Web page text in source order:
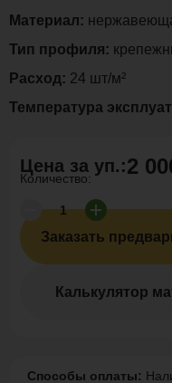
Цена за уп.:2
Количество:
Заказать
Калькулятор
Способы оплаты:
Материал:
Тип профиля:
Расход: 24 шт/м²
Температура